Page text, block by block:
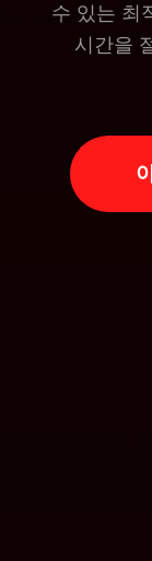
수 있는 최
시간을